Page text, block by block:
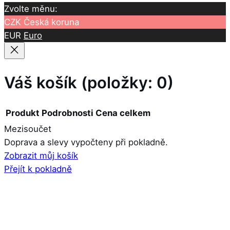
Zvolte měnu:
CZK Česká koruna
EUR Euro
Váš košík (položky: 0)
Produkty
v
Produkt Podrobnosti Cena celkem
Mezisoučet
Doprava a slevy vypočteny při pokladně.
Zobrazit můj košík
Přejít k pokladně